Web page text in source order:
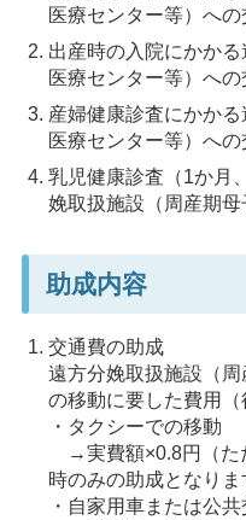
医療センター等）への
出産時の入院にかか
医療センター等）へ
産婦健康診査にかか
医療センター等）への
乳児健康診査（1か月
娩取扱施設（周産期
助成内容
交通費の助成
遠方分娩取扱施設（
の移動に要した費用（
・タクシーでの移動
→実費額×0.8円（た
時のみの助成となりま
・自家用車または公